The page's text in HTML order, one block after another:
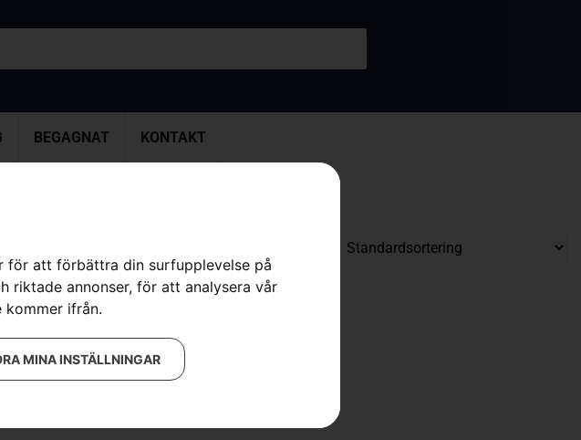
för att förbättra din surfupplevelse på
riktade annonser, för att analysera vår
ifrån.
MINA INSTÄLLNINGAR
BEGAGNAT KONTAKT